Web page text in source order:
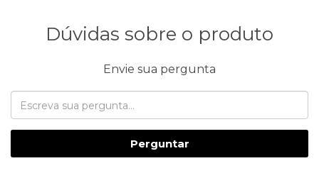
Dúvidas sobre o produto
Envie sua pergunta
Perguntar